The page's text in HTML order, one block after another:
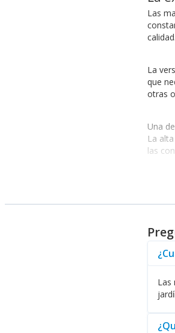
Las
calidad.
La
que
otras
Una
La
las
La
Por
Las